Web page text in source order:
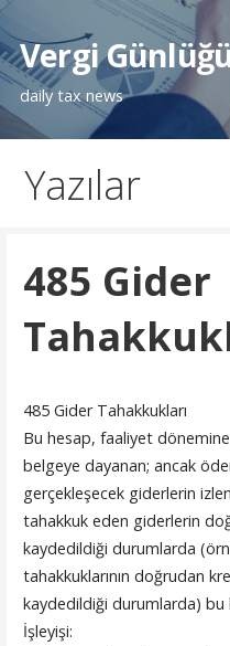
İçeriğe
atlaVergi
daily tax news
Yazılar
485 Gider
485 Gider Tahakkukları
Bu hesap, faaliyet
belgeye dayanan; ancak
gerçekleşecek giderlerin
tahakkuk eden giderlerin
kaydedildiği durumlarda
tahakkuklarının doğrudan
kaydedildiği durumlarda) bu
İşleyişi: